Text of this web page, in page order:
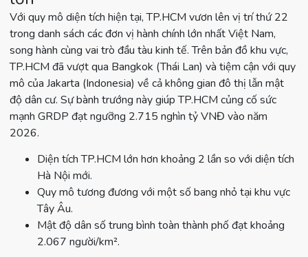
Với quy mô diện tích hiện tại, TP.HCM vươn lên vị trí thứ 22
trong danh sách các đơn vị hành chính lớn nhất Việt Nam,
song hành cùng vai trò đầu tàu kinh tế. Trên bản đồ khu vực,
TP.HCM đã vượt qua Bangkok (Thái Lan) và tiệm cận với quy
mô của Jakarta (Indonesia) về cả không gian đô thị lẫn mật
độ dân cư. Sự bành trướng này giúp TP.HCM củng cố sức
mạnh GRDP đạt ngưỡng 2.715 nghìn tỷ VNĐ vào năm
2026.
Diện tích TP.HCM lớn hơn khoảng 2 lần so với diện tích
Hà Nội mới.
Quy mô tương đương với một số bang nhỏ tại khu vực
Tây Âu.
Mật độ dân số trung bình toàn thành phố đạt khoảng
2.067 người/km².